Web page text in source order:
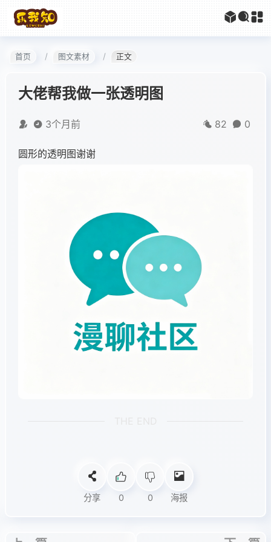
首页 图文素材 正文
大佬帮我做一张透明图
3个月前 82 0
圆形的透明图谢谢
分享 0 0 海报